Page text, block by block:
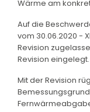
Wärme am
Auf die
vom 30.06.2020 -
Revision
Revision eingelegt.
Mit der Revision